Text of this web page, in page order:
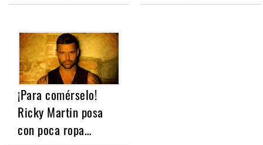
¡Para comérselo!
Ricky Martin posa
con poca ropa…